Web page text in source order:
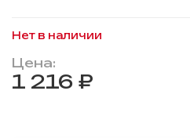
Нет в наличии
Цена:
1 216 ₽